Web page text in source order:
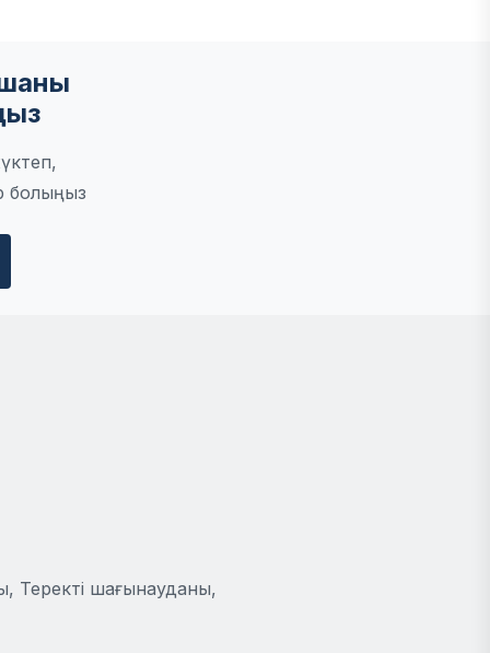
болыңыз
Теректі шағынауданы,